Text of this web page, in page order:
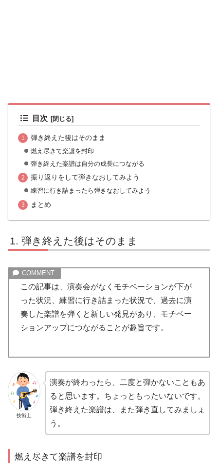
目次
弾き終えた後はそのまま
燃え尽きて楽譜を封印
弾き終えた楽譜は自分の成長につながる
振り返りをして弾きなおしてみよう
練習に行き詰まったら弾きなおしてみよう
まとめ
弾き終えた後はそのまま
この記事は、演奏会がなくモチベーションが下が
った状況、練習に行き詰まった状況で、過去に演
奏した楽譜を弾くと新しい発見があり、モチベー
ションアップにつながることが趣旨です。
技術士
演奏が終わったら、二度と弾かないこともあ
ると思います。ちょっともったいないです。
弾き終えた楽譜は、また弾き直してみましょ
う。
燃え尽きて楽譜を封印